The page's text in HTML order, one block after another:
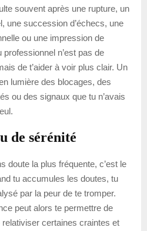
souvent après une rupture, un
une succession d’échecs, une
ou une impression de
n’est pas de
de t’aider à voir plus clair. Un
lumière des blocages, des
ou des signaux que tu n’avais
de sérénité
doute la plus fréquente, c’est le
tu accumules les doutes, tu
par la peur de te tromper.
peut alors te permettre de
certaines craintes et